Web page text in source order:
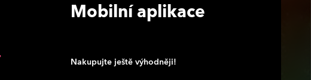
Mobilní aplikace
Nakupujte ještě výhodněji!